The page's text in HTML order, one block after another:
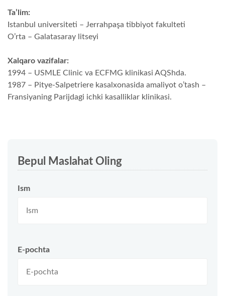
Ta’lim:
Istanbul universiteti – Jerrahpaşa tibbiyot fakulteti
O’rta – Galatasaray litseyi
Xalqaro vazifalar:
1994 – USMLE Clinic va ECFMG klinikasi AQShda.
1987 – Pitye-Salpetriere kasalxonasida amaliyot o’tash –
Fransiyaning Parijdagi ichki kasalliklar klinikasi.
Bepul Maslahat Oling
Ism
E-pochta